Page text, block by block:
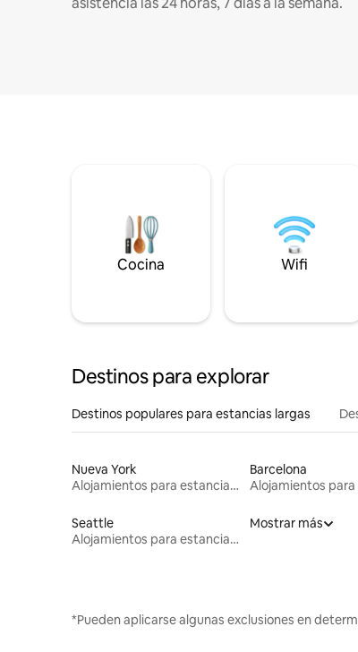
Cocina Wifi
Destinos para explorar
Destinos populares para estancias largas
Nueva York
Alojamientos para estancias largas
Barcelona
Seattle
Alojamientos para estancias largas
Mostrar más
*Pueden aplicarse algunas exclusiones en